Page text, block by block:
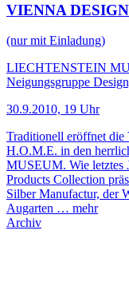
VIENNA
(nur mit Einladung)
LIECHTENSTEIN
Neigungsgruppe
30.9.2010, 19 Uhr
Traditionell eröffnet
H.O.M.E. in den
MUSEUM. Wie letztes
Products Collection
Silber Manufactur, der
Augarten … mehr
Archiv